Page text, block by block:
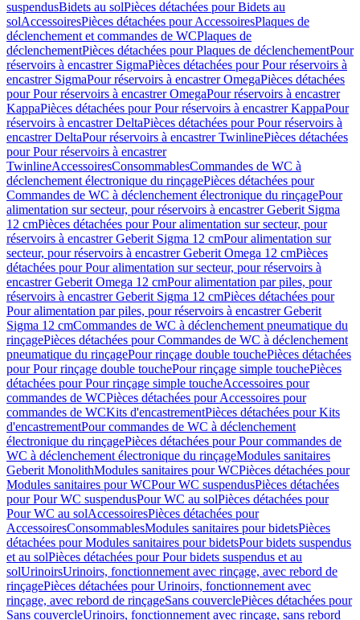
suspendusBidets au solPièces détachées pour Bidets au
solAccessoiresPièces détachées pour AccessoiresPlaques de
déclenchement et commandes de WCPlaques de
déclenchementPièces détachées pour Plaques de déclenchementPour
réservoirs à encastrer SigmaPièces détachées pour Pour réservoirs à
encastrer SigmaPour réservoirs à encastrer OmegaPièces détachées
pour Pour réservoirs à encastrer OmegaPour réservoirs à encastrer
KappaPièces détachées pour Pour réservoirs à encastrer KappaPour
réservoirs à encastrer DeltaPièces détachées pour Pour réservoirs à
encastrer DeltaPour réservoirs à encastrer TwinlinePièces détachées
pour Pour réservoirs à encastrer
TwinlineAccessoiresConsommablesCommandes de WC à
déclenchement électronique du rinçagePièces détachées pour
Commandes de WC à déclenchement électronique du rinçagePour
alimentation sur secteur, pour réservoirs à encastrer Geberit Sigma
12 cmPièces détachées pour Pour alimentation sur secteur, pour
réservoirs à encastrer Geberit Sigma 12 cmPour alimentation sur
secteur, pour réservoirs à encastrer Geberit Omega 12 cmPièces
détachées pour Pour alimentation sur secteur, pour réservoirs à
encastrer Geberit Omega 12 cmPour alimentation par piles, pour
réservoirs à encastrer Geberit Sigma 12 cmPièces détachées pour
Pour alimentation par piles, pour réservoirs à encastrer Geberit
Sigma 12 cmCommandes de WC à déclenchement pneumatique du
rinçagePièces détachées pour Commandes de WC à déclenchement
pneumatique du rinçagePour rinçage double touchePièces détachées
pour Pour rinçage double touchePour rinçage simple touchePièces
détachées pour Pour rinçage simple toucheAccessoires pour
commandes de WCPièces détachées pour Accessoires pour
commandes de WCKits d'encastrementPièces détachées pour Kits
d'encastrementPour commandes de WC à déclenchement
électronique du rinçagePièces détachées pour Pour commandes de
WC à déclenchement électronique du rinçageModules sanitaires
Geberit MonolithModules sanitaires pour WCPièces détachées pour
Modules sanitaires pour WCPour WC suspendusPièces détachées
pour Pour WC suspendusPour WC au solPièces détachées pour
Pour WC au solAccessoiresPièces détachées pour
AccessoiresConsommablesModules sanitaires pour bidetsPièces
détachées pour Modules sanitaires pour bidetsPour bidets suspendus
et au solPièces détachées pour Pour bidets suspendus et au
solUrinoirsUrinoirs, fonctionnement avec rinçage, avec rebord de
rinçagePièces détachées pour Urinoirs, fonctionnement avec
rinçage, avec rebord de rinçageSans couverclePièces détachées pour
Sans couvercleUrinoirs, fonctionnement avec rinçage, sans rebord